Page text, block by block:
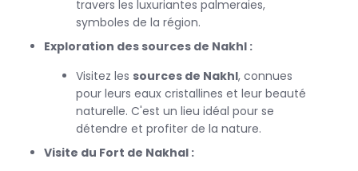
découvertes, entre détente, culture et paysages
époustouflants.
travers les luxuriantes palmeraies,
symboles de la région.
Exploration des sources de Nakhl :
Visitez les sources de Nakhl, connues
pour leurs eaux cristallines et leur beauté
naturelle. C'est un lieu idéal pour se
détendre et profiter de la nature.
Visite du Fort de Nakhal :